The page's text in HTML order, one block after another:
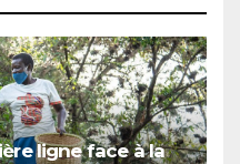
ligne face à la